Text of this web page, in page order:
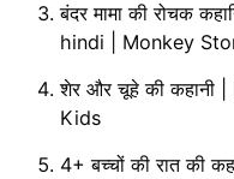
बंदर मामा की रोचक
hindi | Monkey
शेर और चूहे की कहानी
Kids
4+ बच्चों की रात की